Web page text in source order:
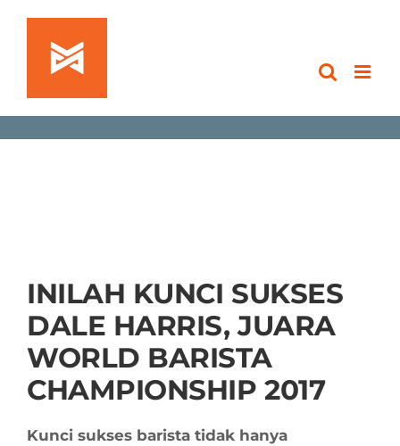
Skip
content
INILAH KUNCI SUKSES
DALE HARRIS, JUARA
WORLD BARISTA
CHAMPIONSHIP 2017
Kunci sukses barista tidak hanya